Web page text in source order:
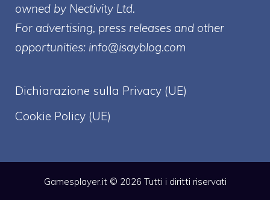
owned by Nectivity Ltd.
For advertising, press releases and other
opportunities: info@isayblog.com
Dichiarazione sulla Privacy (UE)
Cookie Policy (UE)
Gamesplayer.it © 2026 Tutti i diritti riservati